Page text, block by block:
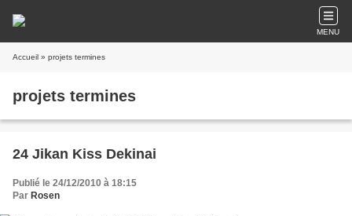
MENU
Accueil » projets termines
projets termines
24 Jikan Kiss Dekinai
Publié le 24/12/2010 à 18:15
Par Rosen